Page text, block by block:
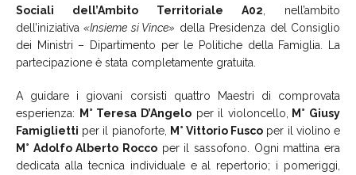
Sociali dell’Ambito Territoriale A02 , nell’ambito
dell’iniziativa«Insieme si Vince» della Presidenza del Consiglio
dei Ministri – Dipartimento per le Politiche della Famiglia. La
partecipazione è stata completamente gratuita.
A guidare i giovani corsisti quattro Maestri di comprovata
esperienza:
M° Teresa D’Angeloper il violoncello,
M° Giusy
Famiglietti per il pianoforte, M° Vittorio Fusco per il violino e
M° Adolfo Alberto Rocco per il sassofono. Ogni mattina era
dedicata alla tecnica individuale e al repertorio; i pomeriggi,